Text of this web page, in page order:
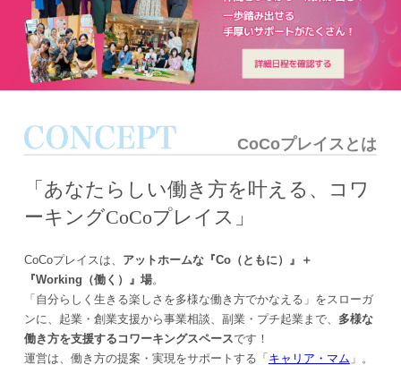
CoCoプレイスとは
「あなたらしい働き方を叶える、コワ
ーキングCoCoプレイス」
CoCoプレイスは、 アットホームな『Co（ともに）』＋
『Working（働く）』場。
「自分らしく生きる楽しさを多様な働き方でかなえる」をスローガ
ンに、起業・創業支援から事業相談、副業・プチ起業まで、 多様な
働き方を支援するコワーキングスペースです！
運営は、働き方の提案・実現をサポートする「 キャリア・マム 」。